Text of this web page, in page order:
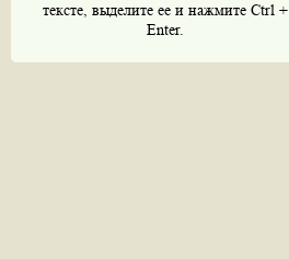
тексте, выделите ее и нажмите Ctrl +
Enter.